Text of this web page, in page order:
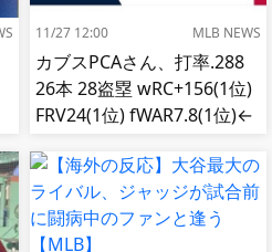
11/27 12:00 MLB NEWS
カブスPCAさん、打率.288
26本 28盗塁 wRC+156(1位)
FRV24(1位) fWAR7.8(1位)←